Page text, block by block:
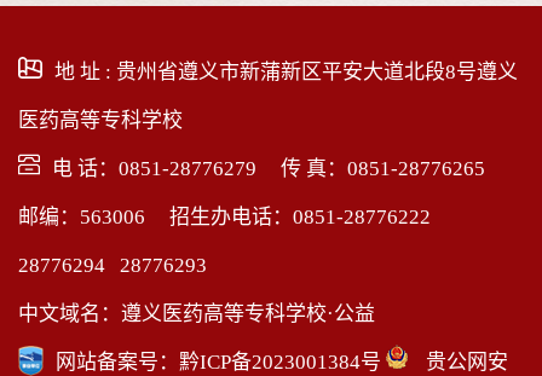
地 址 : 贵州省遵义市新蒲新区平安大道北段8号遵义
医药高等专科学校
电 话：0851-28776279 传 真：0851-28776265
邮编：563006 招生办电话：0851-28776222
28776294 28776293
中文域名：遵义医药高等专科学校·公益
网站备案号： 黔ICP备2023001384号 贵公网安